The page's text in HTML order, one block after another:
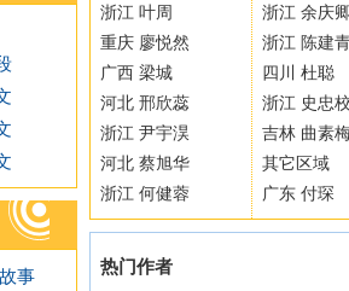
事
浙江 叶周
重庆 廖悦然
广西 梁城
河北 邢欣蕊
浙江 尹宇淏
河北 蔡旭华
浙江 何健蓉
浙江 余庆
浙江 陈建
四川 杜聪
浙江 史忠
吉林 曲素
其它区域
广东 付琛
热门作者